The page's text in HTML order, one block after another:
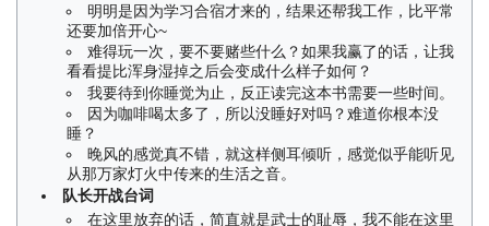
明明是因为学习合宿才来的，结果还帮我工作，比平常
还要加倍开心~
难得玩一次，要不要赌些什么？如果我赢了的话，让我
看看提比浑身湿掉之后会变成什么样子如何？
我要待到你睡觉为止，反正读完这本书需要一些时间。
因为咖啡喝太多了，所以没睡好对吗？难道你根本没
睡？
晚风的感觉真不错，就这样侧耳倾听，感觉似乎能听见
从那万家灯火中传来的生活之音。
队长开战台词
在这里放弃的话，简直就是武士的耻辱，我不能在这里